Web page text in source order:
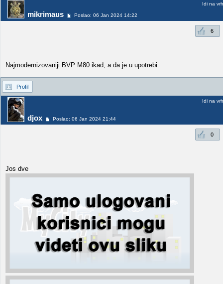
mikrimaus Poslao: 06 Jan 2024 14:22
Idi na vrh
6
Najmodernizovaniji BVP M80 ikad, a da je u upotrebi.
Profil
djox Poslao: 06 Jan 2024 21:44
Idi na vrh
0
Jos dve